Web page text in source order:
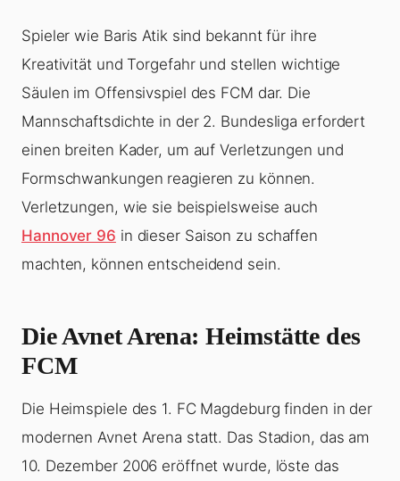
Spieler wie Baris Atik sind bekannt für ihre
Kreativität und Torgefahr und stellen wichtige
Säulen im Offensivspiel des FCM dar. Die
Mannschaftsdichte in der 2. Bundesliga erfordert
einen breiten Kader, um auf Verletzungen und
Formschwankungen reagieren zu können.
Verletzungen, wie sie beispielsweise auch
Hannover 96 in dieser Saison zu schaffen
machten, können entscheidend sein.
Die Avnet Arena: Heimstätte des
FCM
Die Heimspiele des 1. FC Magdeburg finden in der
modernen Avnet Arena statt. Das Stadion, das am
10. Dezember 2006 eröffnet wurde, löste das